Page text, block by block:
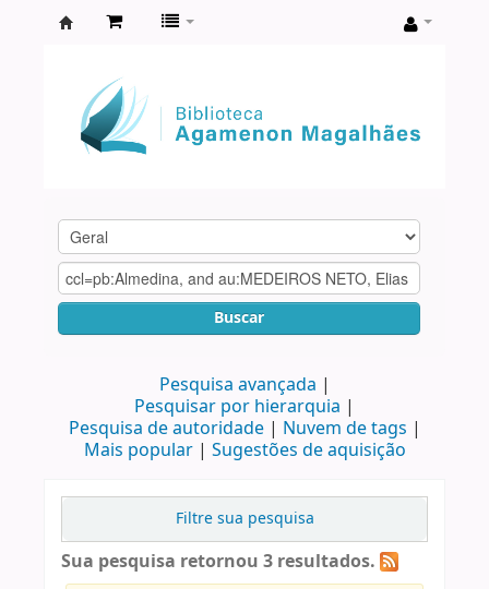
Agamenon
Magalhães
Buscar
Pesquisa avançada
Pesquisar por hierarquia
Pesquisa de autoridade
Nuvem de tags
Mais popular
Sugestões de aquisição
Filtre sua pesquisa
Sua pesquisa retornou 3 resultados.